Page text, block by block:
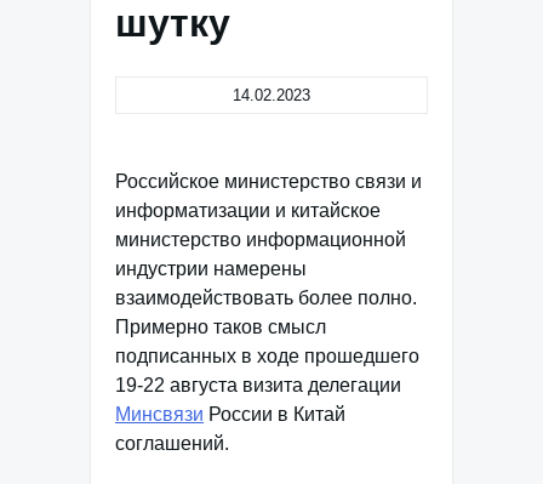
шутку
14.02.2023
Российское министерство связи и
информатизации и китайское
министерство информационной
индустрии намерены
взаимодействовать более полно.
Примерно таков смысл
подписанных в ходе прошедшего
19-22 августа визита делегации
Минсвязи России в Китай
соглашений.